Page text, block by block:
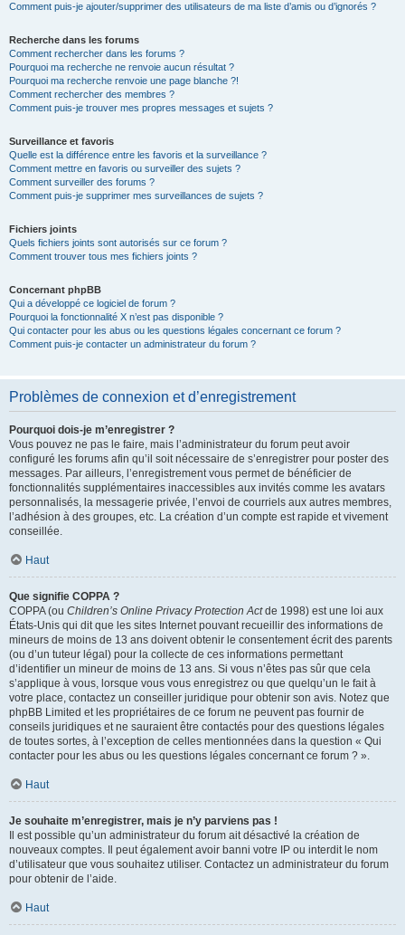
Comment puis-je ajouter/supprimer des utilisateurs de ma liste d’amis ou d’ignorés ?
Recherche dans les forums
Comment rechercher dans les forums ?
Pourquoi ma recherche ne renvoie aucun résultat ?
Pourquoi ma recherche renvoie une page blanche ?!
Comment rechercher des membres ?
Comment puis-je trouver mes propres messages et sujets ?
Surveillance et favoris
Quelle est la différence entre les favoris et la surveillance ?
Comment mettre en favoris ou surveiller des sujets ?
Comment surveiller des forums ?
Comment puis-je supprimer mes surveillances de sujets ?
Fichiers joints
Quels fichiers joints sont autorisés sur ce forum ?
Comment trouver tous mes fichiers joints ?
Concernant phpBB
Qui a développé ce logiciel de forum ?
Pourquoi la fonctionnalité X n’est pas disponible ?
Qui contacter pour les abus ou les questions légales concernant ce forum ?
Comment puis-je contacter un administrateur du forum ?
Problèmes de connexion et d’enregistrement
Pourquoi dois-je m’enregistrer ?
Vous pouvez ne pas le faire, mais l’administrateur du forum peut avoir
configuré les forums afin qu’il soit nécessaire de s’enregistrer pour poster des
messages. Par ailleurs, l’enregistrement vous permet de bénéficier de
fonctionnalités supplémentaires inaccessibles aux invités comme les avatars
personnalisés, la messagerie privée, l’envoi de courriels aux autres membres,
l’adhésion à des groupes, etc. La création d’un compte est rapide et vivement
conseillée.
Haut
Que signifie COPPA ?
COPPA (ou Children’s Online Privacy Protection Actde 1998) est une loi aux
États-Unis qui dit que les sites Internet pouvant recueillir des informations de
mineurs de moins de 13 ans doivent obtenir le consentement écrit des parents
(ou d’un tuteur légal) pour la collecte de ces informations permettant
d’identifier un mineur de moins de 13 ans. Si vous n’êtes pas sûr que cela
s’applique à vous, lorsque vous vous enregistrez ou que quelqu’un le fait à
votre place, contactez un conseiller juridique pour obtenir son avis. Notez que
phpBB Limited et les propriétaires de ce forum ne peuvent pas fournir de
conseils juridiques et ne sauraient être contactés pour des questions légales
de toutes sortes, à l’exception de celles mentionnées dans la question « Qui
contacter pour les abus ou les questions légales concernant ce forum ? ».
Haut
Je souhaite m’enregistrer, mais je n’y parviens pas !
Il est possible qu’un administrateur du forum ait désactivé la création de
nouveaux comptes. Il peut également avoir banni votre IP ou interdit le nom
d’utilisateur que vous souhaitez utiliser. Contactez un administrateur du forum
pour obtenir de l’aide.
Haut